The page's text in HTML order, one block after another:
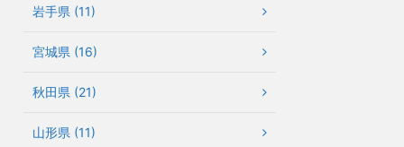
岩手県 (11)
宮城県 (16)
秋田県 (21)
山形県 (11)